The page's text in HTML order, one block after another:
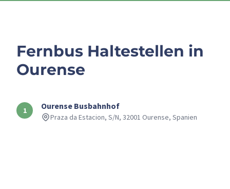
Fernbus Haltestellen in
Ourense
Ourense Busbahnhof
Praza da Estacion, S/N, 32001 Ourense, Spanien